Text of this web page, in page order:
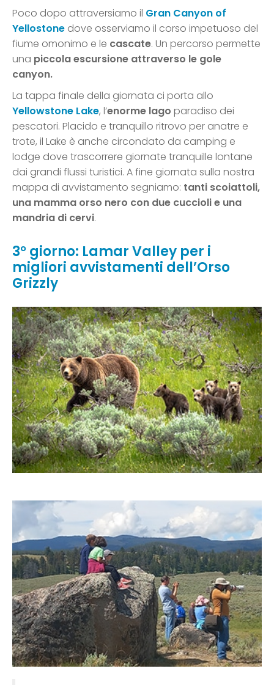
Poco dopo attraversiamo il Gran Canyon of
Yellostone dove osserviamo il corso impetuoso del
fiume omonimo e le cascate. Un percorso permette
una piccola escursione attraverso le gole
canyon.
La tappa finale della giornata ci porta allo
Yellowstone Lake, l’enorme lago paradiso dei
pescatori. Placido e tranquillo ritrovo per anatre e
trote, il Lake è anche circondato da camping e
lodge dove trascorrere giornate tranquille lontane
dai grandi flussi turistici. A fine giornata sulla nostra
mappa di avvistamento segniamo: tanti scoiattoli,
una mamma orso nero con due cuccioli e una
mandria di cervi.
3° giorno: Lamar Valley per i
migliori avvistamenti dell’Orso
Grizzly